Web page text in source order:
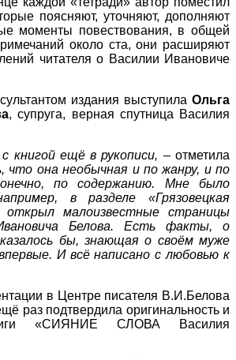
поясняют, уточняют, дополняют
моменты повествования, в общей
около ста, они расширяют
читателя о Василии Ивановиче
издания выступила Ольга
, супруга, верная спутница Василия
книгой ещё в рукописи, – отметила
что она необычная и по жанру, и по
по содержанию. Мне было
в разделе «Грязовецкая
малоизвестные страницы
Белова. Есть факты, о
бы, знающая о своём муже
И всё написано с любовью к
в Центре писателя В.И.Белова
раз подтвердила оригинальность и
«СИЯНИЕ СЛОВА Василия